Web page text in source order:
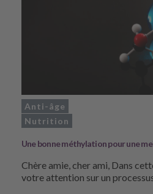
Anti-âge
Nutrition
Une bonne méthylation pour une
Chère amie, cher ami, Dans
votre attention sur un